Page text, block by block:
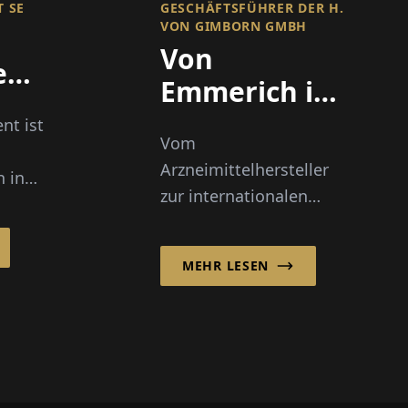
SE
ist
in
GESCHÄFTSFÜHRER DER H.
VON GIMBORN GMBH
Von
Emmerich in
Vom
Arzneimittelhersteller
zur internationalen
hat sich die H. von
Gimborn GmbH vom
MEHR LESEN